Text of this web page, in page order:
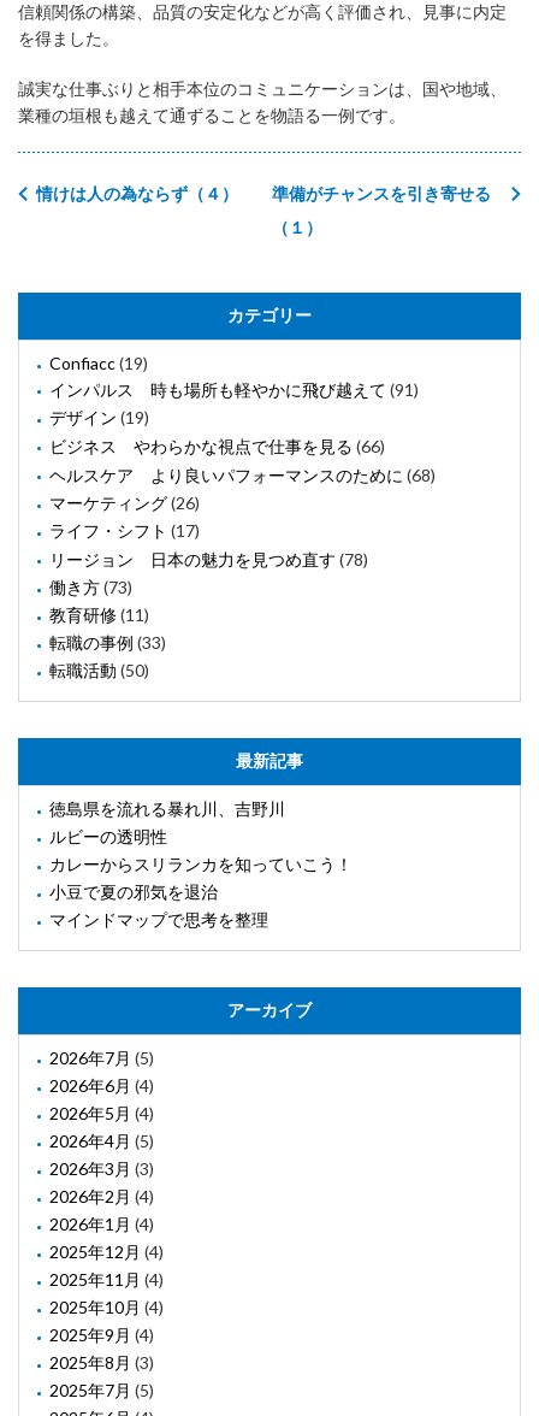
信頼関係の構築、品質の安定化などが高く評価され、見事に内定
を得ました。
誠実な仕事ぶりと相手本位のコミュニケーションは、国や地域、
業種の垣根も越えて通ずることを物語る一例です。
準備がチャンスを引き寄せる
（１）
情けは人の為ならず（４）
カテゴリー
Confiacc(19)
インパルス 時も場所も軽やかに飛び越えて (91)
デザイン (19)
ビジネス やわらかな視点で仕事を見る (66)
ヘルスケア より良いパフォーマンスのために (68)
マーケティング(26)
ライフ・シフト (17)
リージョン 日本の魅力を見つめ直す (78)
働き方(73)
教育研修(11)
転職の事例 (33)
転職活動 (50)
最新記事
徳島県を流れる暴れ川、吉野川
ルビーの透明性
カレーからスリランカを知っていこう！
小豆で夏の邪気を退治
マインドマップで思考を整理
アーカイブ
2026年7月 (5)
2026年6月 (4)
2026年5月 (4)
2026年4月 (5)
2026年3月 (3)
2026年2月 (4)
2026年1月 (4)
2025年12月 (4)
2025年11月 (4)
2025年10月 (4)
2025年9月 (4)
2025年8月 (3)
2025年7月 (5)